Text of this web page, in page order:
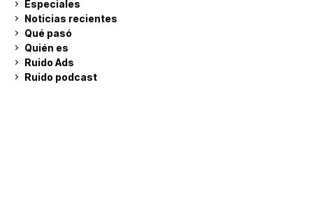
Especiales
Noticias recientes
Qué pasó
Quién es
Ruido Ads
Ruido podcast